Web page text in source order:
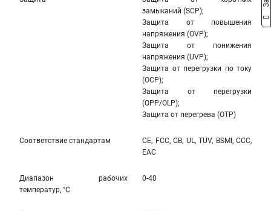
замыканий (SCP);
Защита от повышения
напряжения (OVP);
Защита от понижения
напряжения (UVP);
Защита от перегрузки по току
(OCP);
Защита от перегрузки
(OPP/OLP);
Защита от перегрева (OTP)
Соответствие стандартам
CE, FCC, CB, UL, TUV, BSMI, CCC,
EAC
Диапазон рабочих
температур, °С
0-40